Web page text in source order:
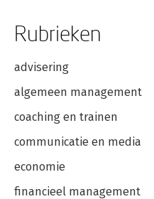
Rubrieken
advisering
algemeen management
coaching en trainen
communicatie en media
economie
financieel management